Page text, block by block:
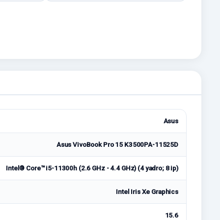
Asus
Asus VivoBook Pro 15 K3500PA-11525D
Intel® Core™ i5-11300h (2.6 GHz - 4.4 GHz) (4 yadro; 8 ip)
Intel Iris Xe Graphics
15.6